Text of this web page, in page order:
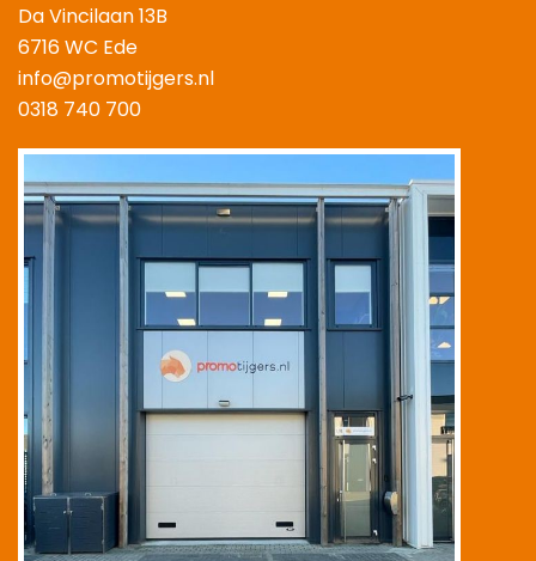
Da Vincilaan 13B
6716 WC Ede
info@promotijgers.nl
0318 740 700